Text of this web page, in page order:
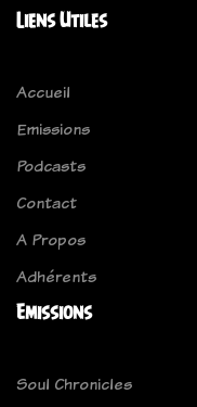
Liens Utiles
Accueil
Emissions
Podcasts
Contact
A Propos
Adhérents
Emissions
Soul Chronicles